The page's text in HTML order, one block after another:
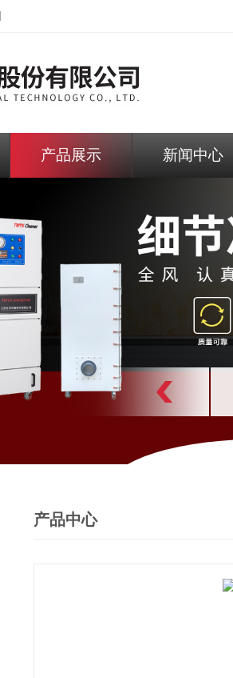
产品展示 新闻中心
产品中心